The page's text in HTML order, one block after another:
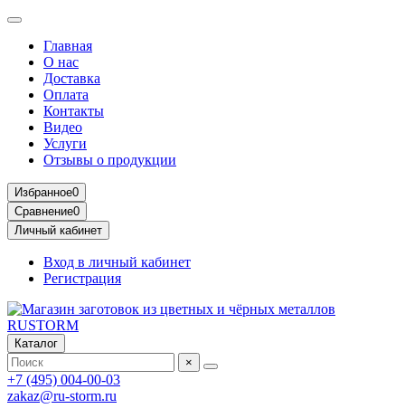
Главная
О нас
Доставка
Оплата
Контакты
Видео
Услуги
Отзывы о продукции
Избранное0
Сравнение0
Личный кабинет
Вход в личный кабинет
Регистрация
Каталог
×
+7 (495) 004-00-03
zakaz@ru-storm.ru